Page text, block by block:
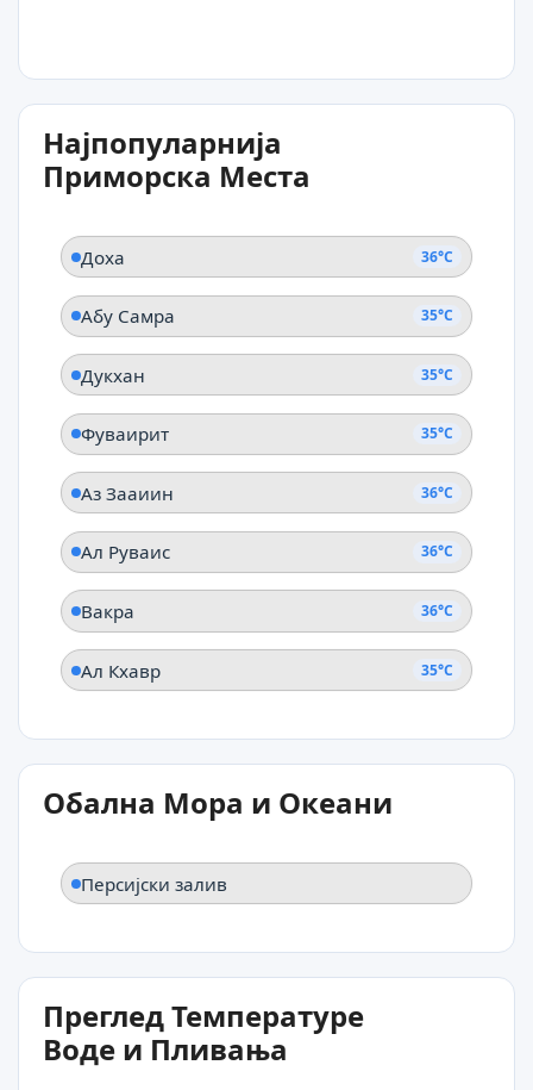
35°C
Дукхан
Најпопуларнија
Приморска Места
Доха 36°C
Абу Самра 35°C
Дукхан 35°C
Фуваирит 35°C
Аз Зааиин 36°C
Ал Руваис 36°C
Вакра 36°C
Ал Кхавр 35°C
Обална Мора и Океани
Персијски залив
Преглед Температуре
Воде и Пливања